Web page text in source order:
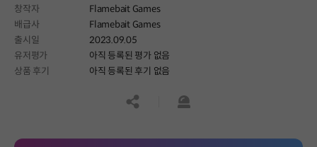
창작자
Flamebait Games
배급사
Flamebait Games
출시일
2023.09.05
유저평가
아직 등록된 평가 없음
상품 후기
아직 등록된 후기 없음
공유하기신고하기